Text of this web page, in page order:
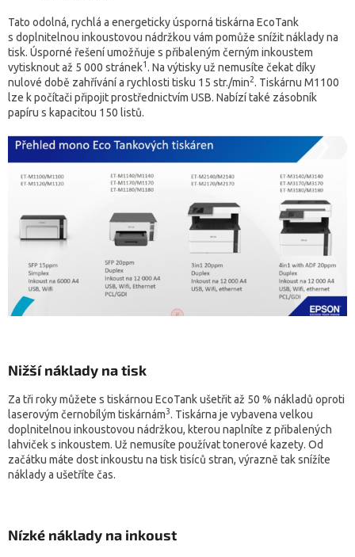
Tato odolná, rychlá a energeticky úsporná tiskárna EcoTank
s doplnitelnou inkoustovou nádržkou vám pomůže snížit náklady na
tisk. Úsporné řešení umožňuje s přibaleným černým inkoustem
vytisknout až 5 000 stránek1. Na výtisky už nemusíte čekat díky
nulové době zahřívání a rychlosti tisku 15 str./min2. Tiskárnu M1100
lze k počítači připojit prostřednictvím USB. Nabízí také zásobník
papíru s kapacitou 150 listů.
Nižší náklady na tisk
Za tři roky můžete s tiskárnou EcoTank ušetřit až 50 % nákladů oproti
laserovým černobílým tiskárnám3. Tiskárna je vybavena velkou
doplnitelnou inkoustovou nádržkou, kterou naplníte z přibalených
lahviček s inkoustem. Už nemusíte používat tonerové kazety. Od
začátku máte dost inkoustu na tisk tisíců stran, výrazně tak snížíte
náklady a ušetříte čas.
Nízké náklady na inkoust